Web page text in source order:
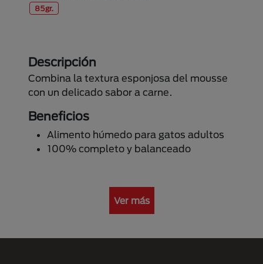
85gr.
Descripción
Combina la textura esponjosa del mousse
con un delicado sabor a carne.
Beneficios
Alimento húmedo para gatos adultos
100% completo y balanceado
Ver más